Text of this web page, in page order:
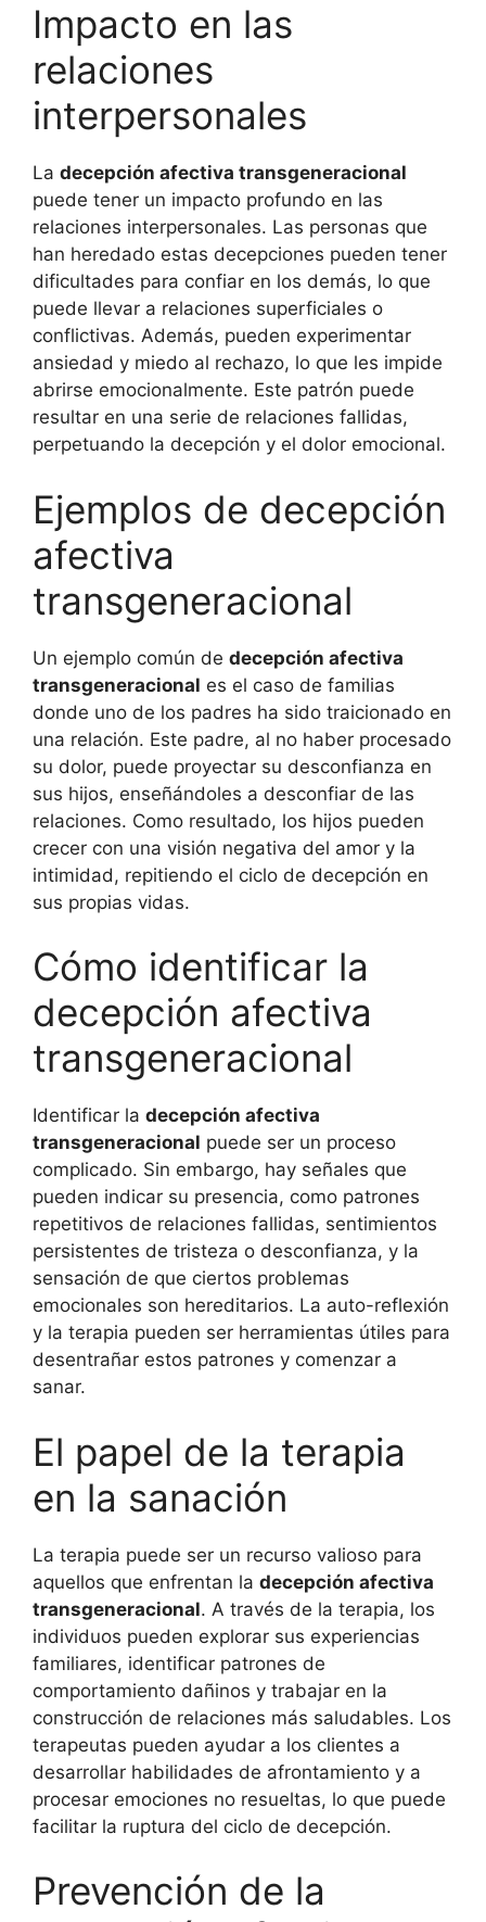
Impacto en las
relaciones
interpersonales
La decepción afectiva transgeneracional
puede tener un impacto profundo en las
relaciones interpersonales. Las personas que
han heredado estas decepciones pueden tener
dificultades para confiar en los demás, lo que
puede llevar a relaciones superficiales o
conflictivas. Además, pueden experimentar
ansiedad y miedo al rechazo, lo que les impide
abrirse emocionalmente. Este patrón puede
resultar en una serie de relaciones fallidas,
perpetuando la decepción y el dolor emocional.
Ejemplos de decepción
afectiva
transgeneracional
Un ejemplo común de decepción afectiva
transgeneracional es el caso de familias
donde uno de los padres ha sido traicionado en
una relación. Este padre, al no haber procesado
su dolor, puede proyectar su desconfianza en
sus hijos, enseñándoles a desconfiar de las
relaciones. Como resultado, los hijos pueden
crecer con una visión negativa del amor y la
intimidad, repitiendo el ciclo de decepción en
sus propias vidas.
Cómo identificar la
decepción afectiva
transgeneracional
Identificar la decepción afectiva
transgeneracional puede ser un proceso
complicado. Sin embargo, hay señales que
pueden indicar su presencia, como patrones
repetitivos de relaciones fallidas, sentimientos
persistentes de tristeza o desconfianza, y la
sensación de que ciertos problemas
emocionales son hereditarios. La auto-reflexión
y la terapia pueden ser herramientas útiles para
desentrañar estos patrones y comenzar a
sanar.
El papel de la terapia
en la sanación
La terapia puede ser un recurso valioso para
aquellos que enfrentan la decepción afectiva
transgeneracional. A través de la terapia, los
individuos pueden explorar sus experiencias
familiares, identificar patrones de
comportamiento dañinos y trabajar en la
construcción de relaciones más saludables. Los
terapeutas pueden ayudar a los clientes a
desarrollar habilidades de afrontamiento y a
procesar emociones no resueltas, lo que puede
facilitar la ruptura del ciclo de decepción.
Prevención de la